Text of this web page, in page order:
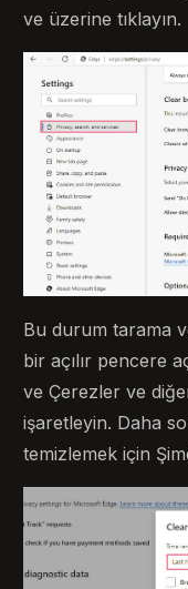
ve üzerine tıklayın.
Bu durum tarama
bir açılır pencere
ve Çerezler ve
işaretleyin. Daha
temizlemek için